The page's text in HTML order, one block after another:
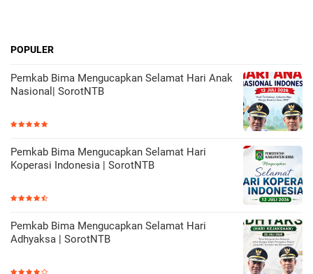
POPULER
Pemkab Bima Mengucapkan Selamat Hari Anak
Nasional| SorotNTB
Pemkab Bima Mengucapkan Selamat Hari
Koperasi Indonesia | SorotNTB
Pemkab Bima Mengucapkan Selamat Hari
Adhyaksa | SorotNTB